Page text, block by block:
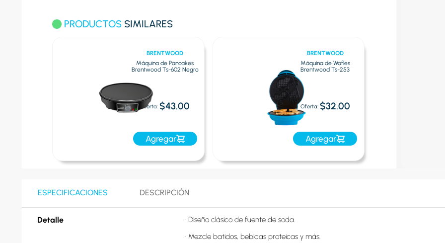
PRODUCTOS SIMILARES
BRENTWOOD
Máquina de Pancakes
Brentwood Ts-602 Negro
Oferta:$43.00
Agregar
BRENTWOOD
Máquina de Wafles
Brentwood Ts-253
Oferta: $32.00
Agregar
ESPECIFICACIONES DESCRIPCIÓN
Detalle
• Diseño clásico de fuente de soda.
• Mezcle batidos, bebidas proteicas y más.